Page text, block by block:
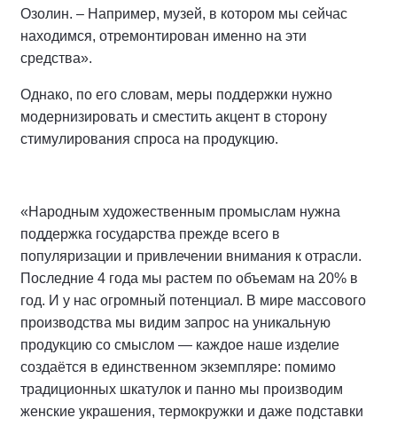
Озолин. – Например, музей, в котором мы сейчас
находимся, отремонтирован именно на эти
средства».
Однако, по его словам, меры поддержки нужно
модернизировать и сместить акцент в сторону
стимулирования спроса на продукцию.
«Народным художественным промыслам нужна
поддержка государства прежде всего в
популяризации и привлечении внимания к отрасли.
Последние 4 года мы растем по объемам на 20% в
год. И у нас огромный потенциал. В мире массового
производства мы видим запрос на уникальную
продукцию со смыслом — каждое наше изделие
создаётся в единственном экземпляре: помимо
традиционных шкатулок и панно мы производим
женские украшения, термокружки и даже подставки